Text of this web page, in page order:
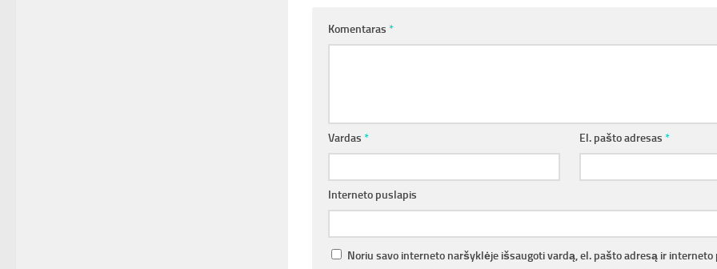
Komentaras *
Vardas * El. pašto adresas*
Interneto puslapis
Noriu savo interneto naršyklėje išsaugoti vardą, el. pašto adresą ir interneto